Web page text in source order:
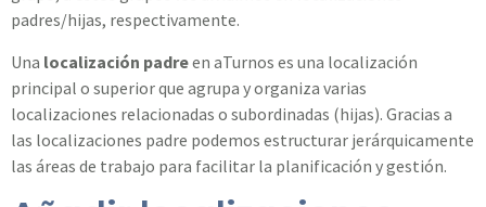
padres/hijas, respectivamente.
Una localización padreen aTurnos es una localización
principal o superior que agrupa y organiza varias
localizaciones relacionadas o subordinadas (hijas). Gracias a
las localizaciones padre podemos estructurar jerárquicamente
las áreas de trabajo para facilitar la planificación y gestión.